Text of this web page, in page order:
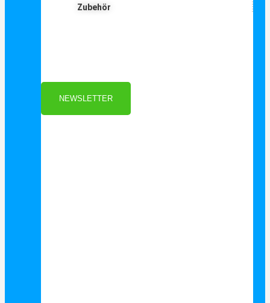
Zubehör
Als Danke schön für Ihre Anmeldung
NEWSLETTER